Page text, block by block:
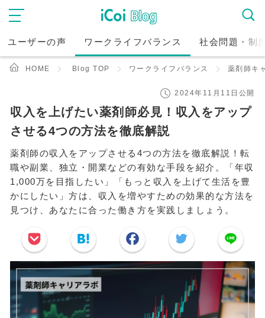
ユーザーの声 ワークライフバランス 社会問題・制
HOME Blog TOP ワークライフバランス 薬剤師キ
2024年11月11日公開
収入を上げたい薬剤師必見！収入をアップ
させる4つの方法を徹底解説
薬剤師の収入をアップさせる4つの方法を徹底解説！転
職や副業、独立・開業などの有効な手段を紹介。「年収
1,000万を目指したい」「もっと収入を上げて生活を豊
かにしたい」方は、収入を増やすための効果的な方法を
見つけ、あなたに合った働き方を実践しましょう。